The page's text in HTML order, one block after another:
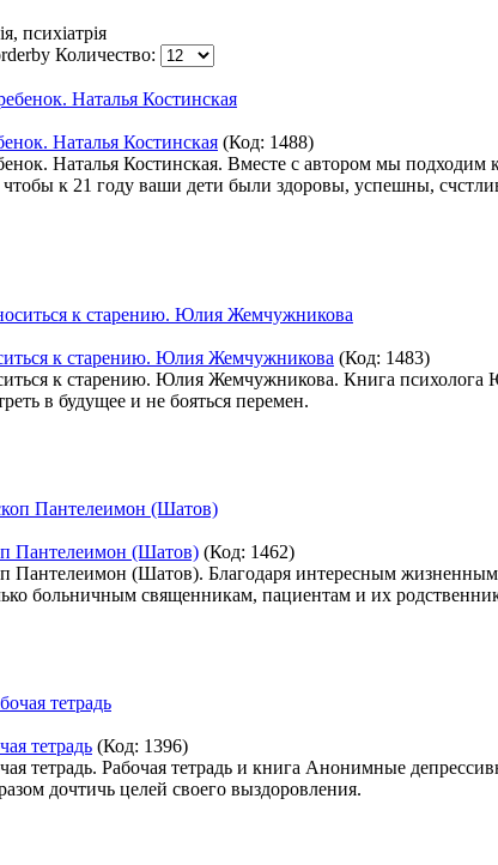
психіатрія
Количество:
Наталья Костинская (Код: 1488)
Наталья Костинская. Вместе с автором мы
чтобы к 21 году ваши дети были здоровы, успешны,
к старению. Юлия Жемчужникова (Код: 1483)
к старению. Юлия Жемчужникова. Книга
в будущее и не бояться перемен.
Пантелеимон (Шатов) (Код: 1462)
(Шатов). Благодаря интересным
больничным священникам, пациентам и их
тетрадь (Код: 1396)
тетрадь. Рабочая тетрадь и книга Анонимные
дочтичь целей своего выздоровления.